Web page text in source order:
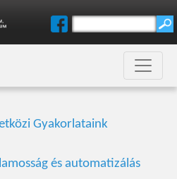
Gyakorlataink
és automatizálás